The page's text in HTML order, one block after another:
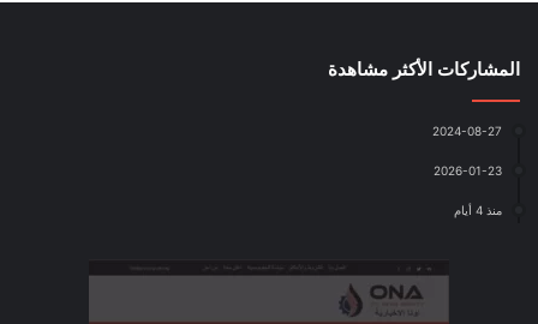
المشاركات الأكثر مشاهدة
2024-08-27
2026-01-23
منذ 4 أيام